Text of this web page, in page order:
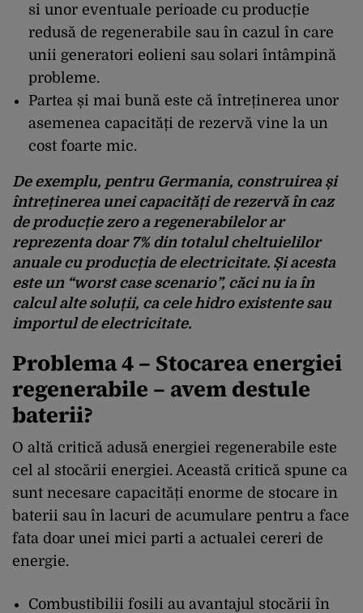
si unor eventuale perioade cu producție
redusă de regenerabile sau în cazul în care
unii generatori eolieni sau solari întâmpină
probleme.
Partea și mai bună este că întreținerea unor
asemenea capacități de rezervă vine la un
cost foarte mic.
De exemplu, pentru Germania, construirea și
întreținerea unei capacități de rezervă în caz
de producție zero a regenerabilelor ar
reprezenta doar 7% din totalul cheltuielilor
anuale cu producția de electricitate. Și acesta
este un “worst case scenario”, căci nu ia în
calcul alte soluții, ca cele hidro existente sau
importul de electricitate.
Problema 4 – Stocarea energiei
regenerabile – avem destule
baterii?
O altă critică adusă energiei regenerabile este
cel al stocării energiei. Această critică spune ca
sunt necesare capacități enorme de stocare in
baterii sau în lacuri de acumulare pentru a face
fata doar unei mici parti a actualei cereri de
energie.
Combustibilii fosili au avantajul stocării în